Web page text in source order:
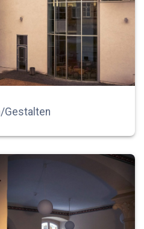
Gestalten